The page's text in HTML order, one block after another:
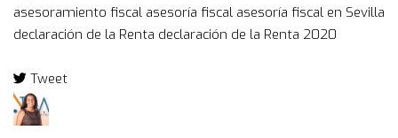
asesoramiento fiscal asesoría fiscal asesoría fiscal en Sevilla
declaración de la Renta declaración de la Renta 2020
Tweet
pinterest